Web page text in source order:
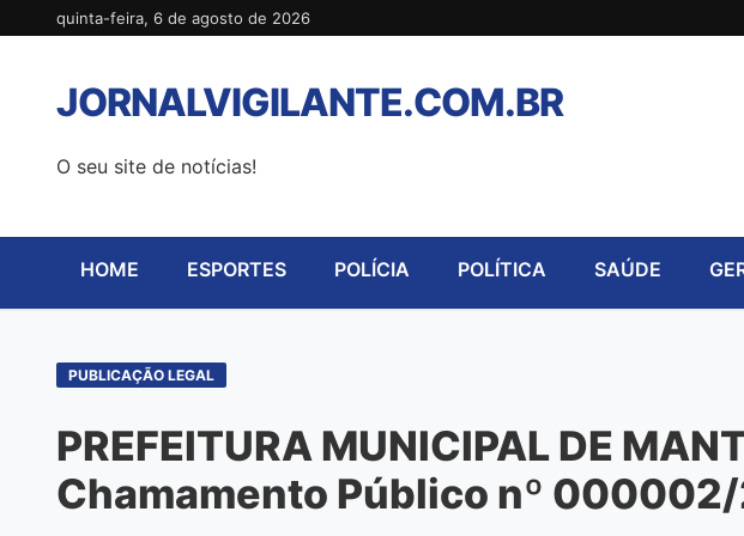
para
conteúdo
quinta-feira, 6 de agosto de 2026
JORNALVIGILANTE.COM.BR
O seu site de notícias!
HOME ESPORTES POLÍCIA POLÍTICA SAÚDE
PUBLICAÇÃO LEGAL
PREFEITURA MUNICIPAL DE
Chamamento Público nº